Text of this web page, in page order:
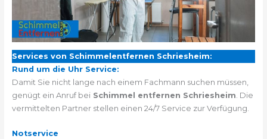
Services von Schimmelentfernen Schriesheim:
Rund um die Uhr Service:
Damit Sie nicht lange nach einem Fachmann suchen müssen,
genügt ein Anruf bei Schimmel entfernen Schriesheim . Die
vermittelten Partner stellen einen 24/7 Service zur Verfügung.
Notservice